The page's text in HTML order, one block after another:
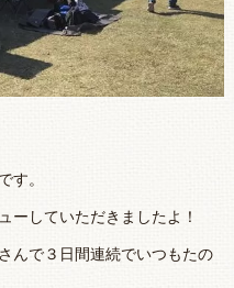
。
ーしていただきましたよ！
んで３日間連続でいつもたの